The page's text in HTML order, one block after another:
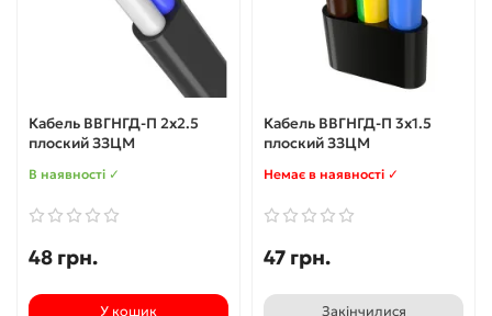
Кабель ВВГНГД-П 2х2.5
плоский ЗЗЦМ
В наявності ✓
48 грн.
У кошик
Кабель ВВГНГД-П 3х1.5
плоский ЗЗЦМ
Немає в наявності ✓
47 грн.
Закінчилися